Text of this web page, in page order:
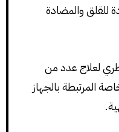
للقلق والمضادة
لعلاج عدد من
المرتبطة بالجهاز